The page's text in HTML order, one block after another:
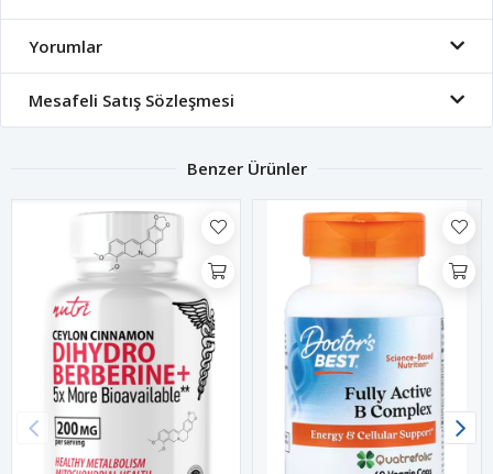
Yorumlar
Mesafeli Satış Sözleşmesi
Benzer Ürünler